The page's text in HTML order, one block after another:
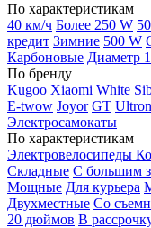
По характеристикам
40 км/ч Более 250 W
кредит Зимние 500 W
Карбоновые Диаметр
По бренду
Kugoo Xiaomi White
E-twow Joyor GT Ultron
Электросамокаты
По характеристикам
Электровелосипеды
Складные С большим
Мощные Для курьера
Двухместные Со
20 дюймов В